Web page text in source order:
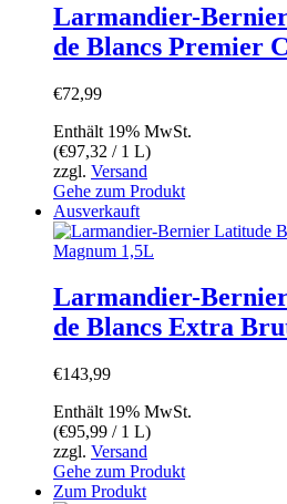
Larmandier-
de Blancs Premier
€72,99
Enthält 19% MwSt.
(€97,32 / 1 L)
zzgl. Versand
Gehe zum Produkt
Ausverkauft
Larmandier-
de Blancs Extra
€143,99
Enthält 19% MwSt.
(€95,99 / 1 L)
zzgl. Versand
Gehe zum Produkt
Zum Produkt